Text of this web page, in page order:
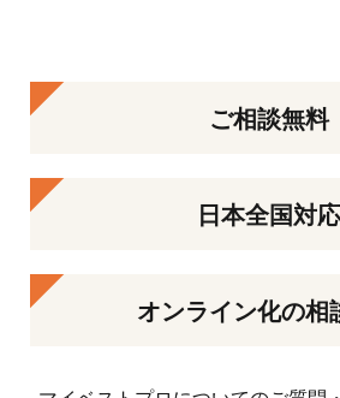
ご相談無料
日本全国対応
オンライン化の相